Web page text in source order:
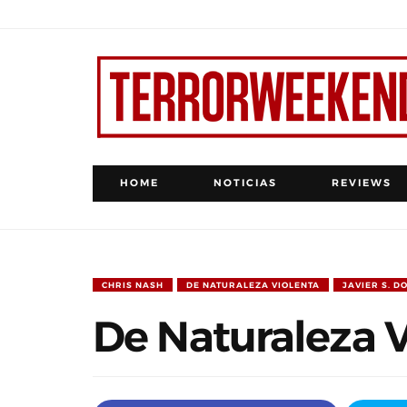
HOME NOTICIAS REVIEWS
CHRIS NASH DE NATURALEZA VIOLENTA JAVIER S.
De Naturaleza